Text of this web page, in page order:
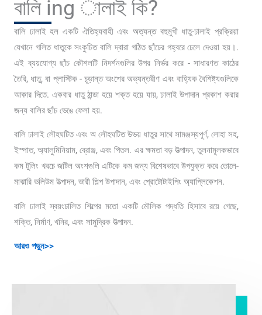
বালি ing ালাই কি?
বালি ঢালাই হল একটি ঐতিহ্যবাহী এবং অত্যন্ত বহুমুখী ধাতু-ঢালাই প্রক্রিয়া
যেখানে গলিত ধাতুকে সংকুচিত বালি দ্বারা গঠিত ছাঁচের গহ্বরে ঢেলে দেওয়া হয়।.
এই ব্যয়যোগ্য ছাঁচ কৌশলটি নিদর্শনগুলির উপর নির্ভর করে - সাধারণত কাঠের
তৈরি, ধাতু, বা প্লাস্টিক - চূড়ান্ত অংশের অভ্যন্তরীণ এবং বাহ্যিক বৈশিষ্ট্যগুলিকে
আকার দিতে. একবার ধাতু ঠান্ডা হয়ে শক্ত হয়ে যায়, ঢালাই উপাদান প্রকাশ করার
জন্য বালির ছাঁচ ভেঙে ফেলা হয়.
বালি ঢালাই লৌহঘটিত এবং অ লৌহঘটিত উভয় ধাতুর সাথে সামঞ্জস্যপূর্ণ, লোহা সহ,
ইস্পাত, অ্যালুমিনিয়াম, ব্রোঞ্জ, এবং পিতল. এর ক্ষমতা বড় উত্পাদন, তুলনামূলকভাবে
কম টুলিং খরচে জটিল অংশগুলি এটিকে কম জন্য বিশেষভাবে উপযুক্ত করে তোলে-
মাঝারি ভলিউম উত্পাদন, ভারী শিল্প উপাদান, এবং প্রোটোটাইপিং অ্যাপ্লিকেশন.
বালি ঢালাই স্বয়ংচালিত শিল্পের মতো একটি মৌলিক পদ্ধতি হিসাবে রয়ে গেছে,
শক্তি, নির্মাণ, খনির, এবং সামুদ্রিক উত্পাদন.
আরও পড়ুন>>